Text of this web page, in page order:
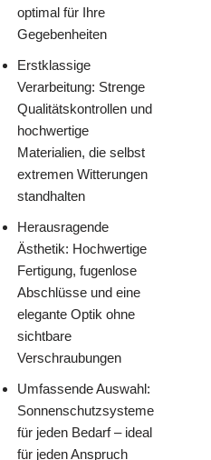
optimal für Ihre
Gegebenheiten
Erstklassige
Verarbeitung: Strenge
Qualitätskontrollen und
hochwertige
Materialien, die selbst
extremen Witterungen
standhalten
Herausragende
Ästhetik: Hochwertige
Fertigung, fugenlose
Abschlüsse und eine
elegante Optik ohne
sichtbare
Verschraubungen
Umfassende Auswahl:
Sonnenschutzsysteme
für jeden Bedarf – ideal
für jeden Anspruch